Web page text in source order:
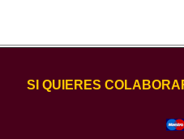
SI QUIERES